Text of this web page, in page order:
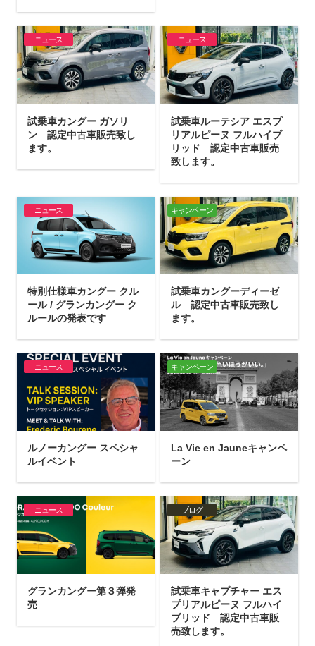
ニュース
試乗車カングー ガソリ
ン 認定中古車販売致し
ます。
ニュース
試乗車ルーテシア エスプ
リアルピーヌ フルハイブ
リッド 認定中古車販売
致します。
ニュース
特別仕様車カングー クル
ール / グランカングー ク
ルールの発表です
キャンペーン
試乗車カングーディーゼ
ル 認定中古車販売致し
ます。
ニュース
ルノーカングー スペシャ
ルイベント
キャンペーン
La Vie en Jauneキャンペ
ーン
ニュース
グランカングー第３弾発
売
ブログ
試乗車キャプチャー エス
プリアルピーヌ フルハイ
ブリッド 認定中古車販
売致します。